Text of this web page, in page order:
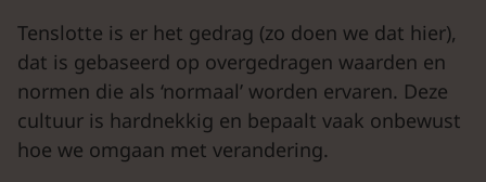
Tenslotte is er het gedrag (zo doen we dat hier),
dat is gebaseerd op overgedragen waarden en
normen die als ‘normaal’ worden ervaren. Deze
cultuur is hardnekkig en bepaalt vaak onbewust
hoe we omgaan met verandering.